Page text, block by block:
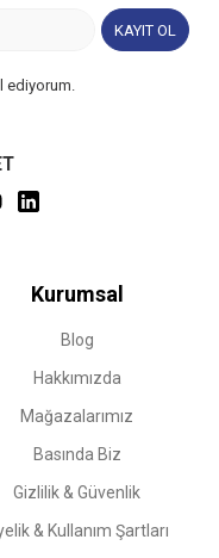
KAYIT OL
ediyorum.
Kurumsal
Blog
Hakkımızda
Mağazalarımız
Basında Biz
Gizlilik & Güvenlik
& Kullanım Şartları